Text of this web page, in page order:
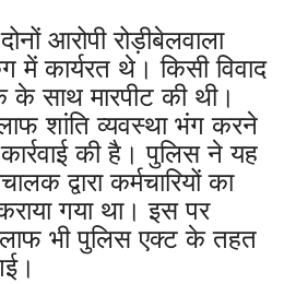
आरोपी रोड़ीबेलवाला
में कार्यरत थे। किसी विवाद
साथ मारपीट की थी।
शांति व्यवस्था भंग करने
की है। पुलिस ने यह
द्वारा कर्मचारियों का
गया था। इस पर
भी पुलिस एक्ट के तहत